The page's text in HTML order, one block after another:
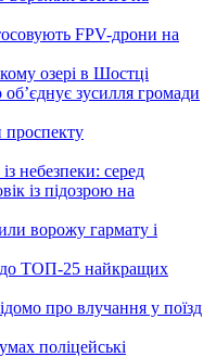
FPV-дрони на
озері в Шостці
об’єднує зусилля громади
небезпеки: серед
із підозрою на
ворожу гармату і
ТОП-25 найкращих
про влучання у поїзд
поліцейські